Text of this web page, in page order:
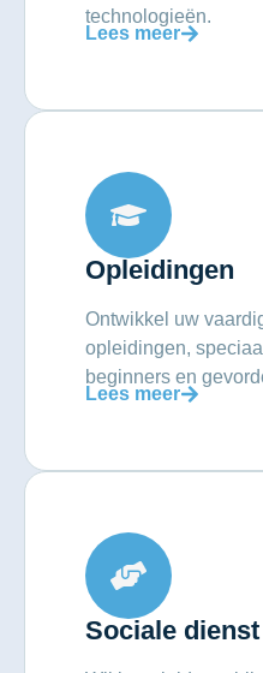
technologieën.
Lees meer
Opleidingen
Ontwikkel uw
opleidingen,
beginners en
Lees meer
Sociale dienst